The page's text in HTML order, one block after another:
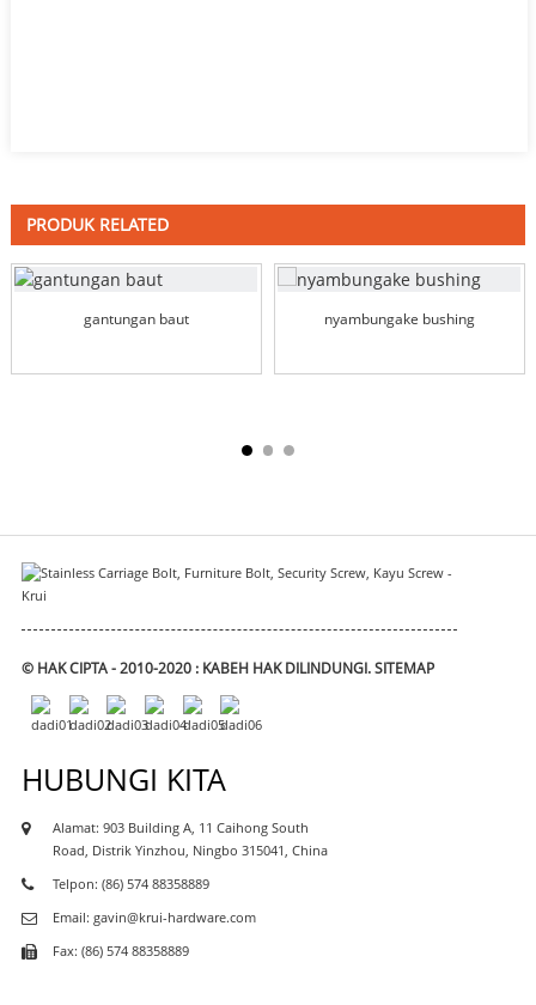
PRODUK RELATED
gantungan baut nyambungake bushing
© HAK CIPTA - 2010-2020 : KABEH HAK DILINDUNGI. SITEMAP
HUBUNGI KITA
Alamat: 903 Building A, 11 Caihong South
Road, Distrik Yinzhou, Ningbo 315041, China
Telpon: (86) 574 88358889
Email: gavin@krui-hardware.com
Fax: (86) 574 88358889